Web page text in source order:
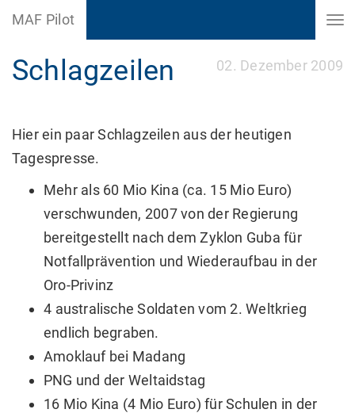
MAF Pilot
02. Dezember 2009
Schlagzeilen
Hier ein paar Schlagzeilen aus der heutigen
Tagespresse.
Mehr als 60 Mio Kina (ca. 15 Mio Euro)
verschwunden, 2007 von der Regierung
bereitgestellt nach dem Zyklon Guba für
Notfallprävention und Wiederaufbau in der
Oro-Privinz
4 australische Soldaten vom 2. Weltkrieg
endlich begraben.
Amoklauf bei Madang
PNG und der Weltaidstag
16 Mio Kina (4 Mio Euro) für Schulen in der